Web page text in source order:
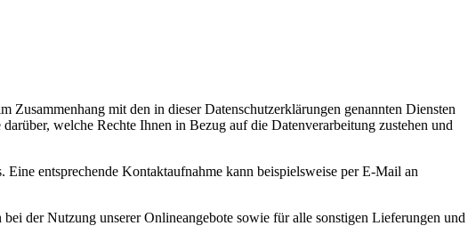
mit den in dieser Datenschutzerklärungen genannten Diensten
welche Rechte Ihnen in Bezug auf die Datenverarbeitung zustehen und
entsprechende Kontaktaufnahme kann beispielsweise per E-Mail an
der Nutzung unserer Onlineangebote sowie für alle sonstigen Lieferungen und